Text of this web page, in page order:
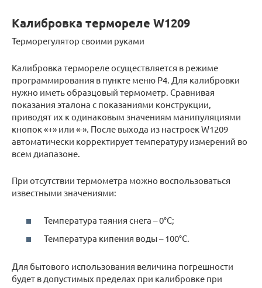
Калибровка термореле W1209
Терморегулятор своими руками
Калибровка термореле осуществляется в режиме
программирования в пункте меню Р4. Для калибровки
нужно иметь образцовый термометр. Сравнивая
показания эталона с показаниями конструкции,
приводят их к одинаковым значениям манипуляциями
кнопок «+» или «-». После выхода из настроек W1209
автоматически корректирует температуру измерений во
всем диапазоне.
При отсутствии термометра можно воспользоваться
известными значениями:
Температура таяния снега – 0°С;
Температура кипения воды – 100°С.
Для бытового использования величина погрешности
будет в допустимых пределах при калибровке при